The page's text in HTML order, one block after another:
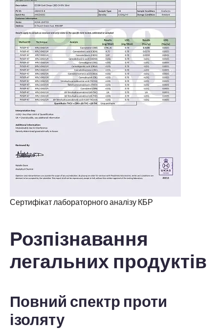
Сертифікат лабораторного аналізу КБР
Розпізнавання
легальних продуктів
Повний спектр проти
ізоляту